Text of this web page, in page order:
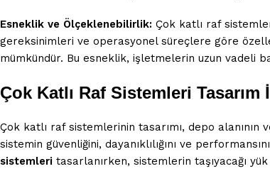
Esneklik ve Ölçeklenebilirlik: Çok katlı raf
gereksinimleri ve operasyonel süreçlere göre
mümkündür. Bu esneklik, işletmelerin uzun vadeli
Çok Katlı Raf Sistemleri Tasarım
Çok katlı raf sistemlerinin tasarımı, depo
sistemin güvenliğini, dayanıklılığını ve
sistemleri tasarlanırken, sistemlerin taşıyacağı